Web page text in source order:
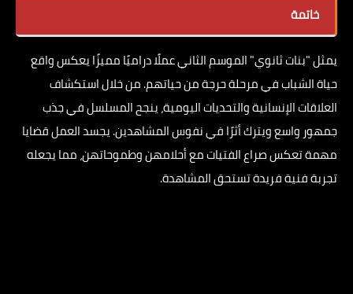
خاتمة
يمثل "بنات ثانوي" الموسم الثاني عملًا دراميًا مميزًا يعكس واقع
حياة الشباب في مرحلة حرجة من حياتهم. من خلال استكشاف
العلاقات الإنسانية والتحديات اليومية، ينجح المسلسل في جذب
جمهور واسع ويترك أثرًا في نفوس المشاهدين. يجسد العمل قضايا
مهمة تعكس صراع الفتيات مع أحلامهن وطموحاتهن، مما يجعله
تجربة فنية فريدة تستحق المشاهدة.